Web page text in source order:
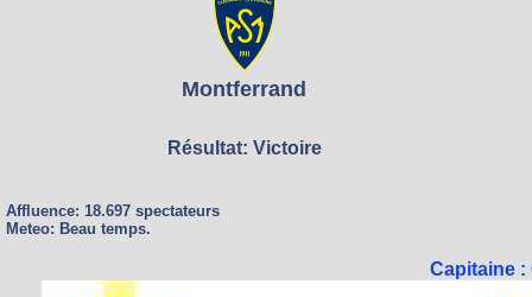
Montferrand
Résultat: Victoire
Affluence: 18.697 spectateurs
Meteo: Beau temps.
Capitaine :